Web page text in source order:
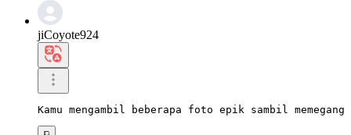
jiCoyote924
Kamu mengambil beberapa foto epik sambil